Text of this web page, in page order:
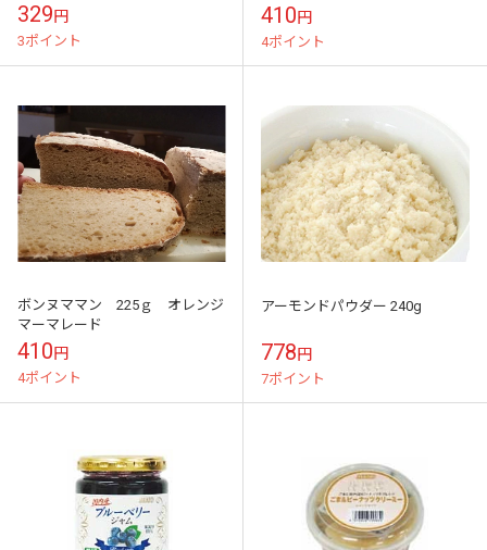
329円
3ポイント
410円
4ポイント
ボンヌママン 225ｇ オレンジ
マーマレード
410円
4ポイント
アーモンドパウダー 240g
778円
7ポイント